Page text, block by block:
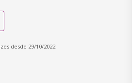
desde 29/10/2022